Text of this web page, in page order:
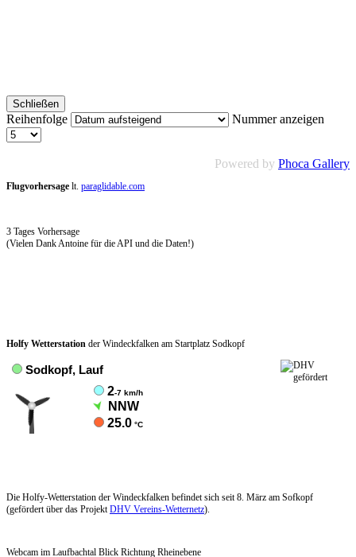
Schließen
Reihenfolge Nummer anzeigen
Powered by Phoca Gallery
Flugvorhersage lt. paraglidable.com
3 Tages Vorhersage
(Vielen Dank Antoine für die API und die Daten!)
Holfy Wetterstation der Windeckfalken am Startplatz Sodkopf
Die Holfy-Wetterstation der Windeckfalken befindet sich seit 8. März am Sofkopf
(gefördert über das ProjektDHV Vereins-Wetternetz).
Webcam im Laufbachtal Blick Richtung Rheinebene